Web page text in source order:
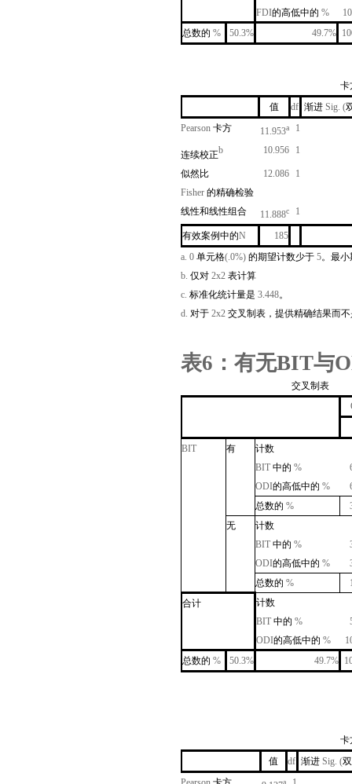
FDI的高低中的 %
总数的 % 50.3% 49.7%
卡
值
df 渐进 Sig. (
Pearson 卡方 11.953a 1
连续校正b 10.956 1
似然比 12.086
1
Fisher 的精确检验
线性和线性组合
11.888c 1
有效案例中的N
185
a. 0 单元格(.0%) 的期望计数少于 5。最
b. 仅对 2x2 表计算
c. 标准化统计量是 3.448。
d. 对于 2x2 交叉制表，提供精确结果而
表6 ：有无BIT与
交叉制表
BIT 有
计数
BIT 中的 %
ODI的高低中的 %
总数的 %
无
计数
BIT 中的 %
ODI的高低中的 %
总数的 %
合计
计数
BIT 中的 %
ODI的高低中的 %
总数的 % 50.3% 49.7%
卡
值
df 渐进 Sig. (
a